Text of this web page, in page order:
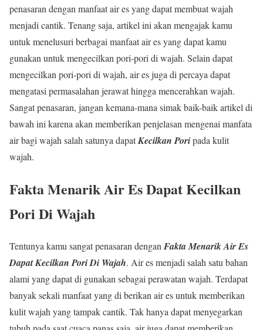
penasaran dengan manfaat air es yang dapat membuat wajah
menjadi cantik. Tenang saja, artikel ini akan mengajak kamu
untuk menelusuri berbagai manfaat air es yang dapat kamu
gunakan untuk mengecilkan pori-pori di wajah. Selain dapat
mengecilkan pori-pori di wajah, air es juga di percaya dapat
mengatasi permasalahan jerawat hingga mencerahkan wajah.
Sangat penasaran, jangan kemana-mana simak baik-baik artikel di
bawah ini karena akan memberikan penjelasan mengenai manfata
air bagi wajah salah satunya dapatKecilkan Poripada kulit
wajah.
Fakta Menarik Air Es Dapat Kecilkan
Pori Di Wajah
Tentunya kamu sangat penasaran dengan Fakta Menarik Air Es
Dapat Kecilkan Pori Di Wajah. Air es menjadi salah satu bahan
alami yang dapat di gunakan sebagai perawatan wajah. Terdapat
banyak sekali manfaat yang di berikan air es untuk memberikan
kulit wajah yang tampak cantik. Tak hanya dapat menyegarkan